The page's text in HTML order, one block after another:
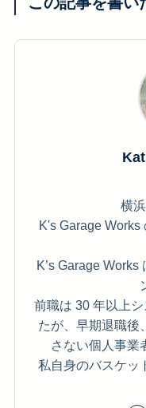
横
K's Garage Works
K’s Garage
前職は 30 年以上
たが、早期退職後
さない個人事業
私自身のバスケッ